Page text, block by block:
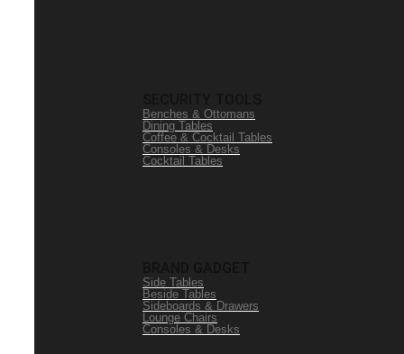
Benches & Ottomans
Dining Tables
Coffee & Cocktail Tables
Consoles & Desks
Cocktail Tables
Side Tables
Beside Tables
Sideboards & Drawers
Lounge Chairs
Consoles & Desks